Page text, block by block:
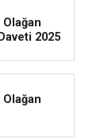
Olağan
2025
Olağan